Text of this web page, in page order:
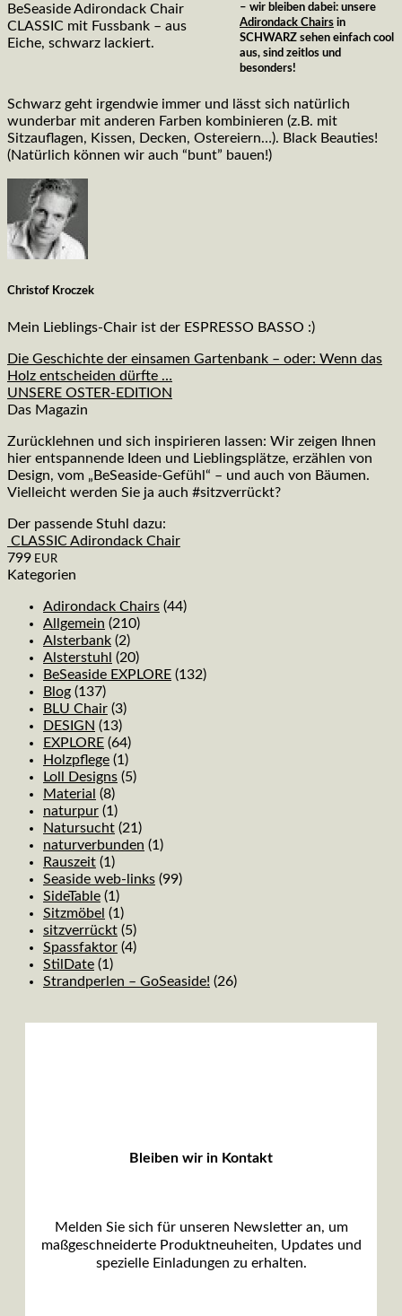
BeSeaside Adirondack Chair
CLASSIC mit Fussbank – aus
Eiche, schwarz lackiert.
– wir bleiben dabei: unsere
Adirondack Chairs in
SCHWARZ sehen einfach cool
aus, sind zeitlos und
besonders!
Schwarz geht irgendwie immer und lässt sich natürlich
wunderbar mit anderen Farben kombinieren (z.B. mit
Sitzauflagen, Kissen, Decken, Ostereiern…). Black Beauties!
(Natürlich können wir auch “bunt” bauen!)
Christof Kroczek
Mein Lieblings-Chair ist der ESPRESSO BASSO :)
Die Geschichte der einsamen Gartenbank – oder: Wenn das
Holz entscheiden dürfte …
UNSERE OSTER-EDITION
Das Magazin
Zurücklehnen und sich inspirieren lassen: Wir zeigen Ihnen
hier entspannende Ideen und Lieblingsplätze, erzählen von
Design, vom „BeSeaside-Gefühl“ – und auch von Bäumen.
Vielleicht werden Sie ja auch #sitzverrückt?
Der passende Stuhl dazu:
CLASSIC Adirondack Chair
799 EUR
Kategorien
Adirondack Chairs (44)
Allgemein (210)
Alsterbank (2)
Alsterstuhl (20)
BeSeaside EXPLORE (132)
Blog (137)
BLU Chair (3)
DESIGN (13)
EXPLORE (64)
Holzpflege (1)
Loll Designs (5)
Material (8)
naturpur (1)
Natursucht (21)
naturverbunden (1)
Rauszeit (1)
Seaside web-links (99)
SideTable (1)
Sitzmöbel (1)
sitzverrückt (5)
Spassfaktor (4)
StilDate (1)
Strandperlen – GoSeaside! (26)
Bleiben wir in Kontakt
Melden Sie sich für unseren Newsletter an, um
maßgeschneiderte Produktneuheiten, Updates und
spezielle Einladungen zu erhalten.